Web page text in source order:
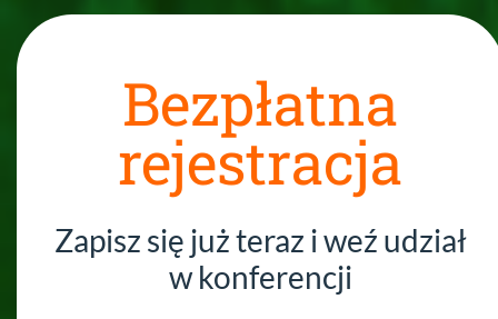
Bezpłatna
rejestracja
Zapisz się już teraz i weź udział
w konferencji